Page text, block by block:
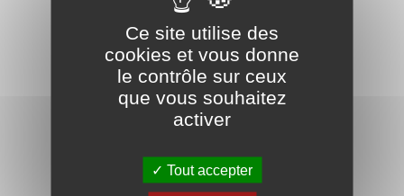
97x37x13cm
Ce site utilise des
cookies et vous donne
le contrôle sur ceux
que vous souhaitez
activer
Tout accepter